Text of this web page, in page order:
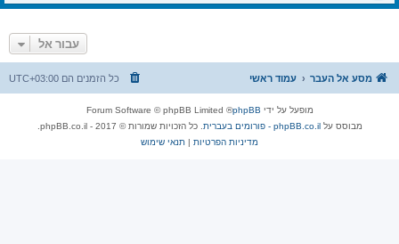
עבור אל
מסע אל העבר עמוד ראשי כל הזמנים הם UTC+03:00
מופעל על ידי phpBB
® Forum Software © phpBB Limited
מבוסס עלphpBB.co.il - פורומים בעברית
. כל הזכויות שמורות © 2017 - phpBB.co.il.
מדיניות הפרטיות | תנאי שימוש